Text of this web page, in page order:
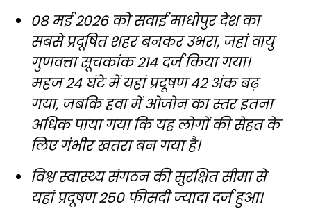
08 मई 2026 को सवाई माधोपुर देश का
सबसे प्रदूषित शहर बनकर उभरा, जहां वायु
गुणवत्ता सूचकांक 214 दर्ज किया गया।
महज 24 घंटे में यहां प्रदूषण 42 अंक बढ़
गया, जबकि हवा में ओजोन का स्तर इतना
अधिक पाया गया कि यह लोगों की सेहत के
लिए गंभीर खतरा बन गया है।
विश्व स्वास्थ्य संगठन की सुरक्षित सीमा से
यहां प्रदूषण 250 फीसदी ज्यादा दर्ज हुआ।